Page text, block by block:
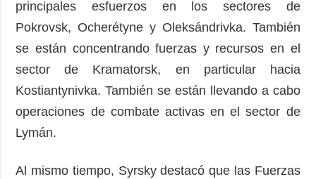
principales esfuerzos en los sectores de
Pokrovsk, Ocherétyne y Oleksándrivka. También
se están concentrando fuerzas y recursos en el
sector de Kramatorsk, en particular hacia
Kostiantynivka. También se están llevando a cabo
operaciones de combate activas en el sector de
Lymán.
Al mismo tiempo, Syrsky destacó que las Fuerzas